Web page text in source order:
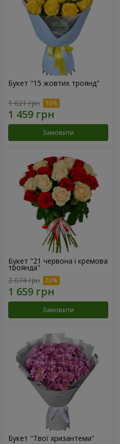
Букет "15 жовтих троянд"
1 621 грн
Замовити
Букет "21 червона і кремова
троянда"
2 074 грн
Замовити
Букет "Твої хризантеми"